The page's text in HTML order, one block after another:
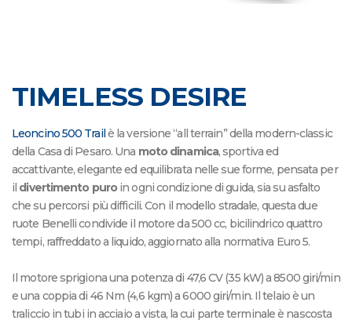
TIMELESS DESIRE
Leoncino 500 Trail è la versione “all terrain” della modern-classic
della Casa di Pesaro. Una moto dinamica, sportiva ed
accattivante, elegante ed equilibrata nelle sue forme, pensata per
il divertimento puro in ogni condizione di guida, sia su asfalto
che su percorsi più difficili. Con il modello stradale, questa due
ruote Benelli condivide il motore da 500 cc, bicilindrico quattro
tempi, raffreddato a liquido, aggiornato alla normativa Euro 5.
Il motore sprigiona una potenza di 47,6 CV (35 kW) a 8500 giri/min
e una coppia di 46 Nm (4,6 kgm) a 6000 giri/min. Il telaio è un
traliccio in tubi in acciaio a vista, la cui parte terminale è nascosta